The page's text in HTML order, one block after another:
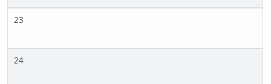
23
24